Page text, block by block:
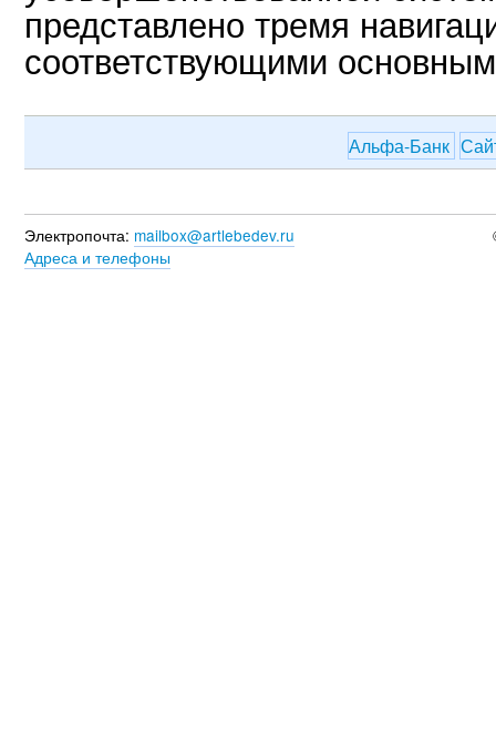
представлено тремя
соответствующими
Альфа-Банк
Электропочта: mailbox@artlebedev.ru
Адреса и телефоны